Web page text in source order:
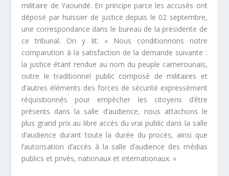
militaire de Yaoundé. En principe parce les accusés ont
déposé par huissier de justice depuis le 02 septembre,
une correspondance dans le bureau de la présidente de
ce tribunal. On y lit: « Nous conditionnons notre
comparution à la satisfaction de la demande suivante :
la justice étant rendue au nom du peuple camerounais,
outre le traditionnel public composé de militaires et
d’autres éléments des forces de sécurité expressément
réquisitionnés pour empêcher les citoyens d’être
présents dans la salle d’audience, nous attachons le
plus grand prix au libre accès du vrai public dans la salle
d’audience durant toute la durée du procès, ainsi que
l’autorisation d’accès à la salle d’audience des médias
publics et privés, nationaux et internationaux. »